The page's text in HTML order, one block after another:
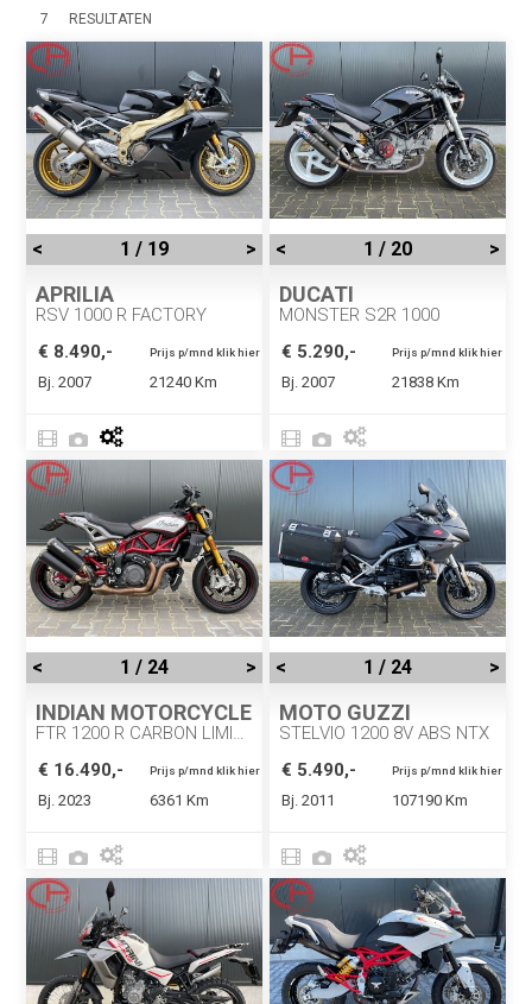
7 RESULTATEN
< 1 / 19 >
APRILIA
RSV 1000 R FACTORY
€ 8.490,-
Prijs p/mnd klik hier
Bj. 2007 21240 Km
< 1 / 20 >
DUCATI
MONSTER S2R 1000
€ 5.290,-
Prijs p/mnd klik hier
Bj. 2007 21838 Km
< 1 / 24 >
INDIAN MOTORCYCLE
FTR 1200 R CARBON LIMITED EDITION
€ 16.490,-
Prijs p/mnd klik hier
Bj. 2023 6361 Km
< 1 / 24 >
MOTO GUZZI
STELVIO 1200 8V ABS NTX
€ 5.490,-
Prijs p/mnd klik hier
Bj. 2011 107190 Km